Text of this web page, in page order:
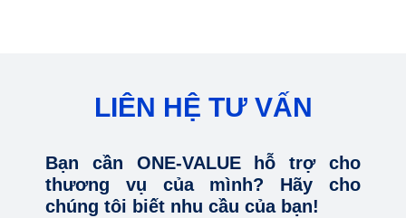
LIÊN HỆ TƯ VẤN
Bạn cần ONE-VALUE hỗ trợ cho
thương vụ của mình? Hãy cho
chúng tôi biết nhu cầu của bạn!